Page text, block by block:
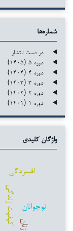
شماره‌ها
در دست انتشار
دوره ۵ (۱۴۰۵)
دوره ۴ (۱۴۰۴)
دوره ۳ (۱۴۰۳)
دوره ۲ (۱۴۰۲)
دوره ۱ (۱۴۰۱)
واژگان کلیدی
کیفیت زندگی نوجوانان
افسردگی
زنان